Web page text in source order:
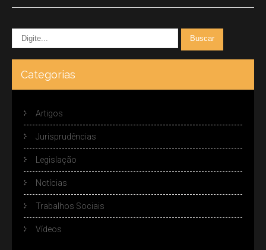
Categorias
Artigos
Jurisprudências
Legislação
Notícias
Trabalhos Sociais
Vídeos